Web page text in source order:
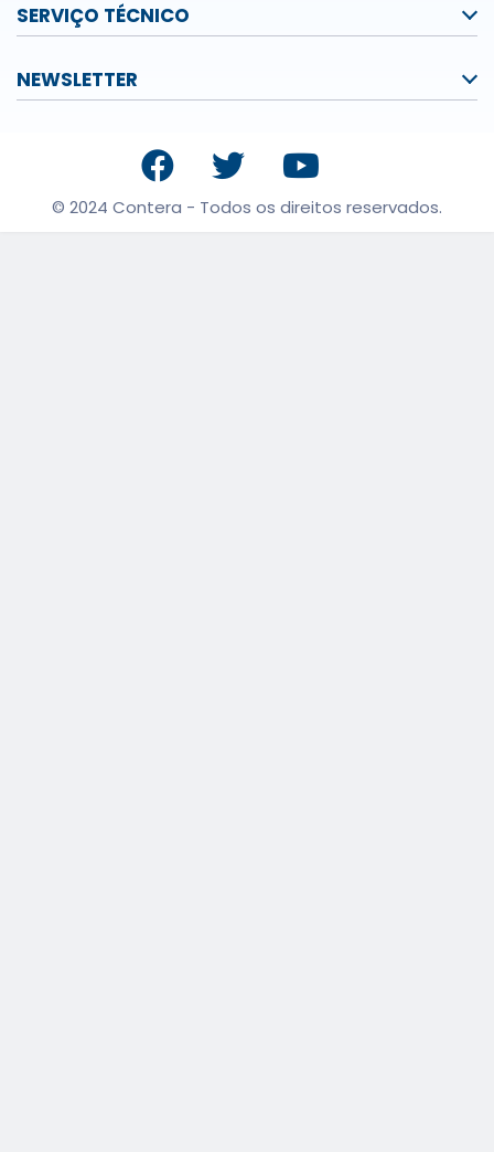
SERVIÇO TÉCNICO
NEWSLETTER
© 2024 Contera - Todos os direitos reservados.